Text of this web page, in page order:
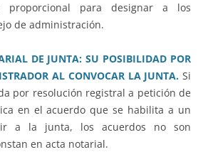
proporcional para designar a los
de administración.
DE JUNTA: SU POSIBILIDAD POR
AL CONVOCAR LA JUNTA. Si
por resolución registral a petición de
en el acuerdo que se habilita a un
a la junta, los acuerdos no son
en acta notarial.